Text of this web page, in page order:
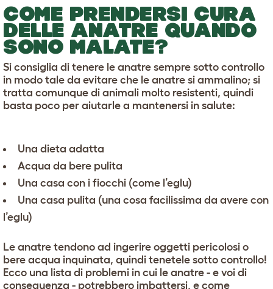
COME PRENDERSI CURA
DELLE ANATRE QUANDO
SONO MALATE?
Si consiglia di tenere le anatre sempre sotto controllo
in modo tale da evitare che le anatre si ammalino; si
tratta comunque di animali molto resistenti, quindi
basta poco per aiutarle a mantenersi in salute:
Una dieta adatta
Acqua da bere pulita
Una casa con i fiocchi (come l’eglu)
Una casa pulita (una cosa facilissima da avere con
l’eglu)
Le anatre tendono ad ingerire oggetti pericolosi o
bere acqua inquinata, quindi tenetele sotto controllo!
Ecco una lista di problemi in cui le anatre - e voi di
conseguenza - potrebbero imbattersi, e come